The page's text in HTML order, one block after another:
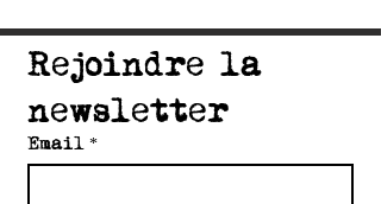
Rejoindre la
newsletter
Email *